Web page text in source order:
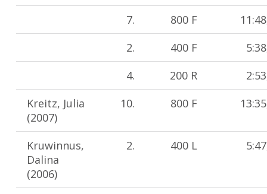
7. 800 F
2.
400 F
4.
200 R
Kreitz, Julia
(2007)
10. 800 F
Kruwinnus,
Dalina
(2006)
2. 400 L